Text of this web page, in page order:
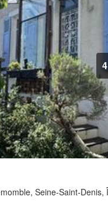
Seine-Saint-Denis,